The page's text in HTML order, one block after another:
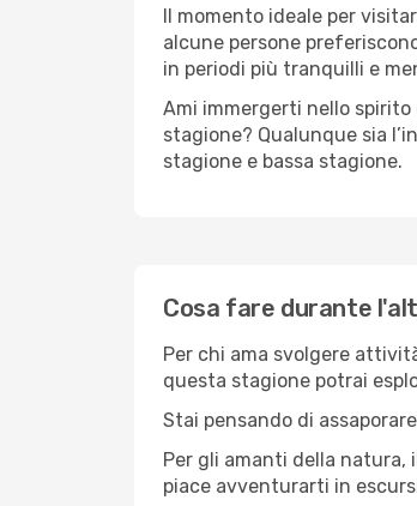
Il momento ideale per
alcune persone
in periodi più tranquilli e
Ami immergerti nello
stagione? Qualunque sia
stagione e bassa stagione.
Cosa fare durante
Per chi ama svolgere
questa stagione potrai
Stai pensando di
Per gli amanti della natura,
piace avventurarti in